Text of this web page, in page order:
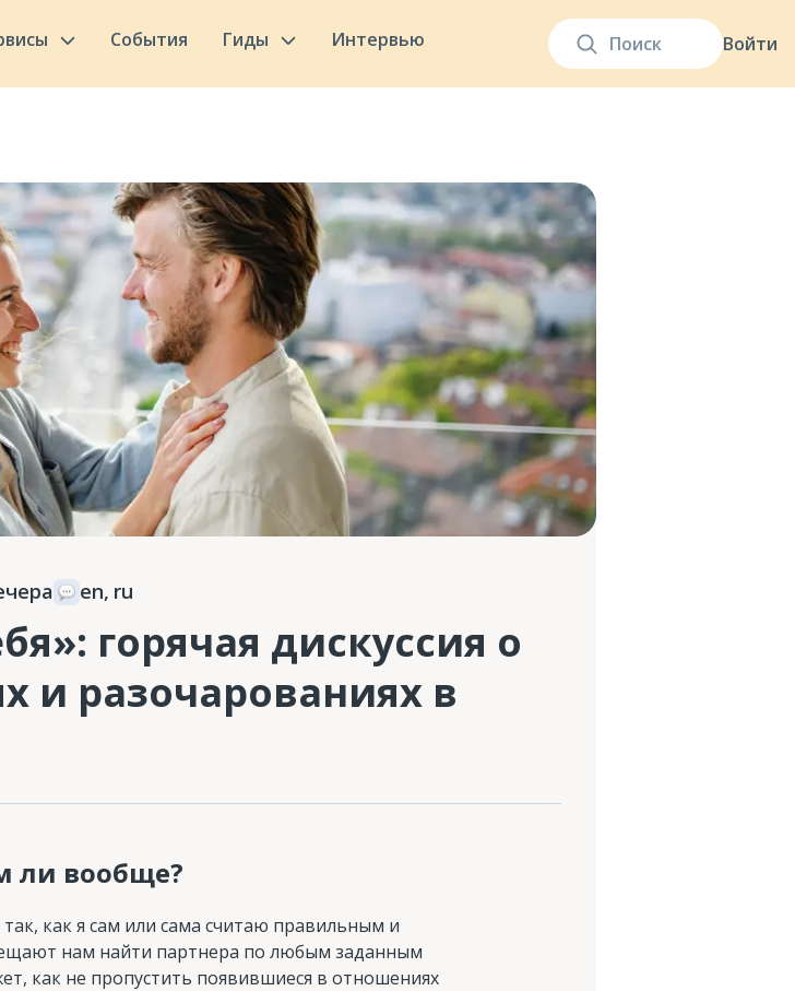
Войти
События Гиды Интервью
en, ru
горячая дискуссия о
и разочарованиях в
ли вообще?
как я сам или сама считаю правильным и
нам найти партнера по любым заданным
как не пропустить появившиеся в отношениях